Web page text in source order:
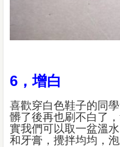
6，增白
喜歡穿白色鞋子的同
髒了後再也刷不白了
實我們可以取一盆溫
和牙膏，攪拌均均，泡